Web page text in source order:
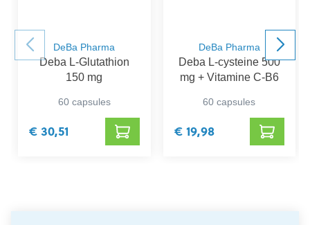
DeBa Pharma
Deba L-Glutathion
150 mg
60 capsules
€ 30,51
DeBa Pharma
Deba L-cysteine 500
mg + Vitamine C-B6
60 capsules
€ 19,98